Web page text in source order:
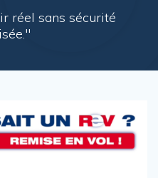
réel sans sécurité